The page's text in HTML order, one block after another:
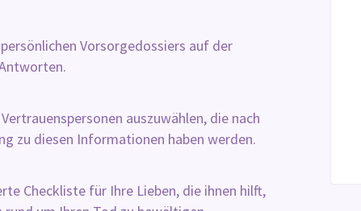
Vorsorgedossiers auf der
auszuwählen, die nach
zu diesen Informationen haben werden.
Checkliste für Ihre Lieben, die ihnen hilft,